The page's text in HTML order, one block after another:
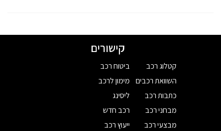
קישורים
קטלוג רכב
השוואת רכבים
כתבות רכב
מבחני רכב
מבצעי רכב
ביטוח רכב
מימון לרכב
ליסינג
רכב חדש
ייעוץ רכב